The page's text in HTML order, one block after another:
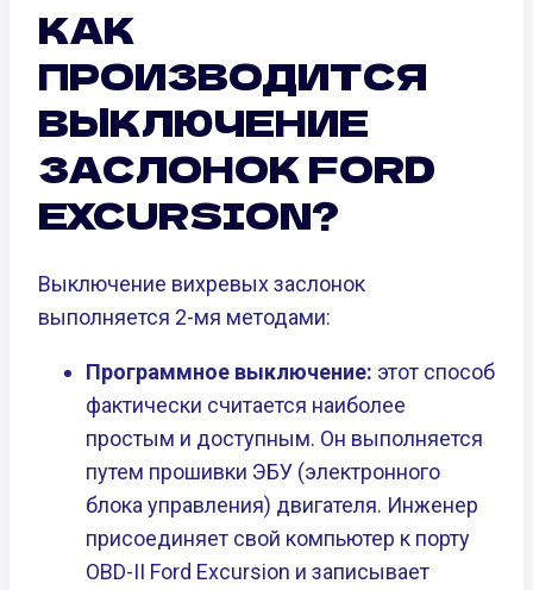
КАК
ПРОИЗВОДИТСЯ
ВЫКЛЮЧЕНИЕ
ЗАСЛОНОК FORD
EXCURSION?
Выключение вихревых заслонок
выполняется 2-мя методами:
Программное выключение: этот способ
фактически считается наиболее
простым и доступным. Он выполняется
путем прошивки ЭБУ (электронного
блока управления) двигателя. Инженер
присоединяет свой компьютер к порту
OBD-II Ford Excursion и записывает